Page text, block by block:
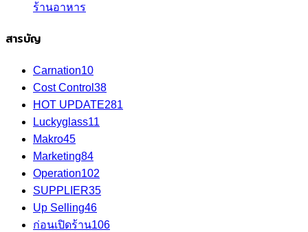
ร้านอาหาร
สารบัญ
Carnation10
Cost Control 38
HOT UPDATE281
Luckyglass11
Makro45
Marketing84
Operation102
SUPPLIER35
Up Selling46
ก่อนเปิดร้าน106